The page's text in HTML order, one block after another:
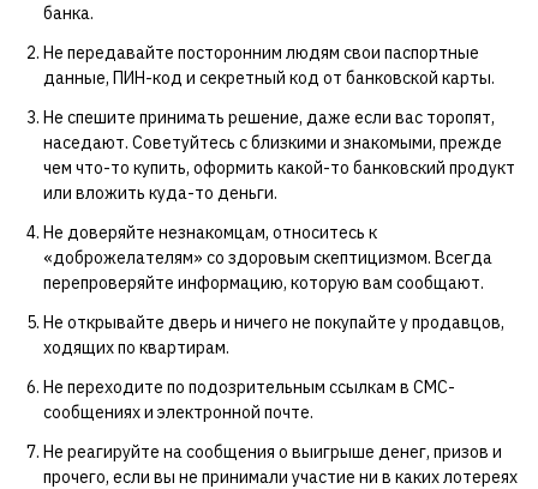
банка.
Не передавайте посторонним людям свои паспортные
данные, ПИН-код и секретный код от банковской карты.
Не спешите принимать решение, даже если вас торопят,
наседают. Советуйтесь с близкими и знакомыми, прежде
чем что-то купить, оформить какой-то банковский продукт
или вложить куда-то деньги.
Не доверяйте незнакомцам, относитесь к
«доброжелателям» со здоровым скептицизмом. Всегда
перепроверяйте информацию, которую вам сообщают.
Не открывайте дверь и ничего не покупайте у продавцов,
ходящих по квартирам.
Не переходите по подозрительным ссылкам в СМС-
сообщениях и электронной почте.
Не реагируйте на сообщения о выигрыше денег, призов и
прочего, если вы не принимали участие ни в каких лотереях